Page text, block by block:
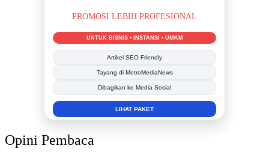
MEDIA INFORMASI TERPERCAYA
Publikasi Kegiatan
Berita Promosi
Tingkatkan Branding Anda
INFO SELENGKAPNYA
Opini Pembaca